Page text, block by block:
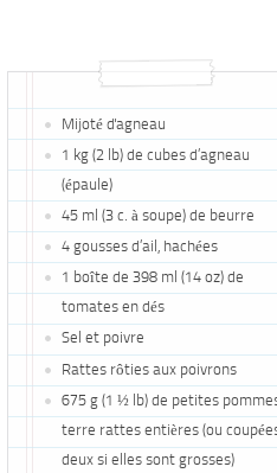
Mijoté d'agneau
1 kg (2 lb) de cubes d’agneau
(épaule)
45 ml (3 c. à soupe) de beurre
4 gousses d’ail, hachées
1 boîte de 398 ml (14 oz) de
tomates en dés
Sel et poivre
Rattes rôties aux poivrons
675 g (1 ½ lb) de petites
terre rattes entières (ou
deux si elles sont grosses)